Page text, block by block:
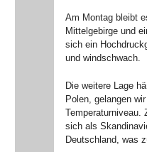
Am Montag bleibt
Mittelgebirge und
sich ein
und windschwach.
Die weitere Lage
Polen, gelangen
Temperaturniveau.
sich als
Deutschland, was